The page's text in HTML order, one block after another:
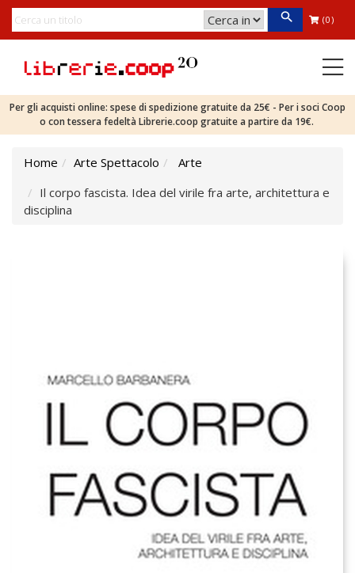
(0)
Per gli acquisti online: spese di spedizione gratuite da 25€ - Per i soci Coop
o con tessera fedeltà Librerie.coop gratuite a partire da 19€.
Home Arte Spettacolo
Arte
Il corpo fascista. Idea del virile fra arte, architettura e
disciplina